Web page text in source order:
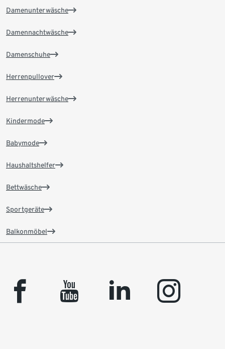
Damenunterwäsche
Damennachtwäsche
Damenschuhe
Herrenpullover
Herrenunterwäsche
Kindermode
Babymode
Haushaltshelfer
Bettwäsche
Sportgeräte
Balkonmöbel
facebook youtube linkedin instagram